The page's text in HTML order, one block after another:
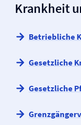
Krankheit
Betriebliche
Gesetzliche
Gesetzliche